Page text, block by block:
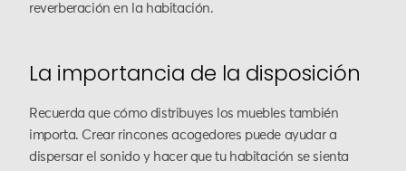
reverberación en la habitación.
La importancia de la disposición
Recuerda que cómo distribuyes los muebles también
importa. Crear rincones acogedores puede ayudar a
dispersar el sonido y hacer que tu habitación se sienta